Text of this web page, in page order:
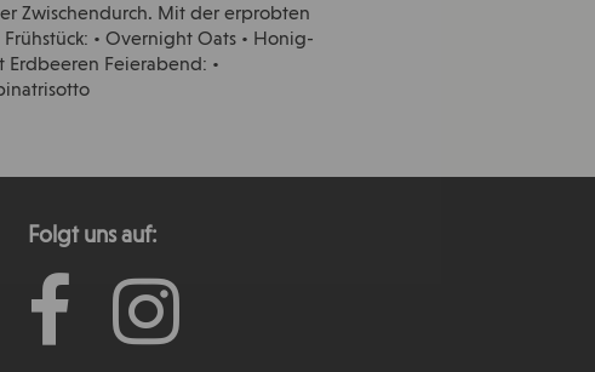
Zwischendurch. Mit der erprobten
• Overnight Oats • Honig-
Erdbeeren Feierabend: •
Folgt uns auf: